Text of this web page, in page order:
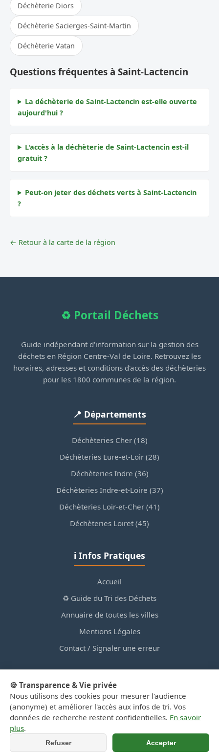
Déchèterie Diors
Déchèterie Sacierges-Saint-Martin
Déchèterie Vatan
Questions fréquentes à Saint-Lactencin
La déchèterie de Saint-Lactencin est-elle ouverte
aujourd'hui ?
L'accès à la déchèterie de Saint-Lactencin est-il
gratuit ?
Peut-on jeter des déchets verts à Saint-Lactencin
?
← Retour à la carte de la région
♻️ Portail Déchets
Guide indépendant d'information sur la gestion des
déchets en Région Centre-Val de Loire. Retrouvez les
horaires, adresses et conditions d'accès des déchèteries
pour les 1800 communes de la région.
📍 Départements
Déchèteries Cher (18)
Déchèteries Eure-et-Loir (28)
Déchèteries Indre (36)
Déchèteries Indre-et-Loire (37)
Déchèteries Loir-et-Cher (41)
Déchèteries Loiret (45)
ℹ️ Infos Pratiques
Accueil
♻️ Guide du Tri des Déchets
Annuaire de toutes les villes
Mentions Légales
Contact / Signaler une erreur
© 2026 PortailDesDechetsEnRegionCentre.fr — Site
d'information privé, non affilié aux collectivités.
🍪 Transparence & Vie privée
Nous utilisons des cookies pour mesurer l'audience
(anonyme) et améliorer l'accès aux infos de tri. Vos
données de recherche restent confidentielles. En savoir
plus.
Refuser Accepter
📞 Appeler 📍 Y aller (GPS)